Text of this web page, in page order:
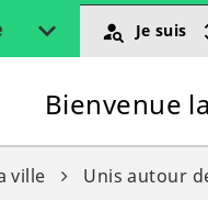
Je suis
Bienvenue
ville Unis autour